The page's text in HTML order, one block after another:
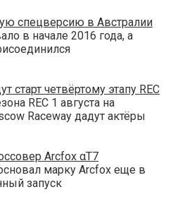
спецверсию в Австралии
в начале 2016 года, а
старт четвёртому этапу REC
REC 1 августа на
Raceway дадут актёры
Arcfox αT7
марку Arcfox еще в
запуск